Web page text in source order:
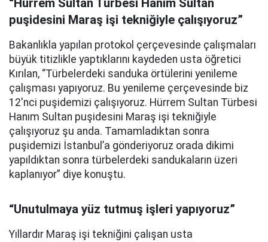
“Hürrem Sultan Türbesi Hanım Sultan
puşidesini Maraş işi tekniğiyle çalışıyoruz”
Bakanlıkla yapılan protokol çerçevesinde çalışmaları
büyük titizlikle yaptıklarını kaydeden usta öğretici
Kırılan, “Türbelerdeki sanduka örtülerini yenileme
çalışması yapıyoruz. Bu yenileme çerçevesinde biz
12'nci puşidemizi çalışıyoruz. Hürrem Sultan Türbesi
Hanım Sultan puşidesini Maraş işi tekniğiyle
çalışıyoruz şu anda. Tamamladıktan sonra
puşidemizi İstanbul’a gönderiyoruz orada dikimi
yapıldıktan sonra türbelerdeki sandukaların üzeri
kaplanıyor” diye konuştu.
“Unutulmaya yüz tutmuş işleri yapıyoruz”
Yıllardır Maraş işi tekniğini çalışan usta